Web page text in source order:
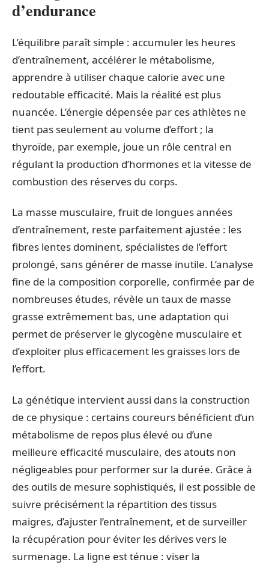
d’endurance
L’équilibre paraît simple : accumuler les heures
d’entraînement, accélérer le métabolisme,
apprendre à utiliser chaque calorie avec une
redoutable efficacité. Mais la réalité est plus
nuancée. L’énergie dépensée par ces athlètes ne
tient pas seulement au volume d’effort ; la
thyroïde, par exemple, joue un rôle central en
régulant la production d’hormones et la vitesse de
combustion des réserves du corps.
La masse musculaire, fruit de longues années
d’entraînement, reste parfaitement ajustée : les
fibres lentes dominent, spécialistes de l’effort
prolongé, sans générer de masse inutile. L’analyse
fine de la composition corporelle, confirmée par de
nombreuses études, révèle un taux de masse
grasse extrêmement bas, une adaptation qui
permet de préserver le glycogène musculaire et
d’exploiter plus efficacement les graisses lors de
l’effort.
La génétique intervient aussi dans la construction
de ce physique : certains coureurs bénéficient d’un
métabolisme de repos plus élevé ou d’une
meilleure efficacité musculaire, des atouts non
négligeables pour performer sur la durée. Grâce à
des outils de mesure sophistiqués, il est possible de
suivre précisément la répartition des tissus
maigres, d’ajuster l’entraînement, et de surveiller
la récupération pour éviter les dérives vers le
surmenage. La ligne est ténue : viser la